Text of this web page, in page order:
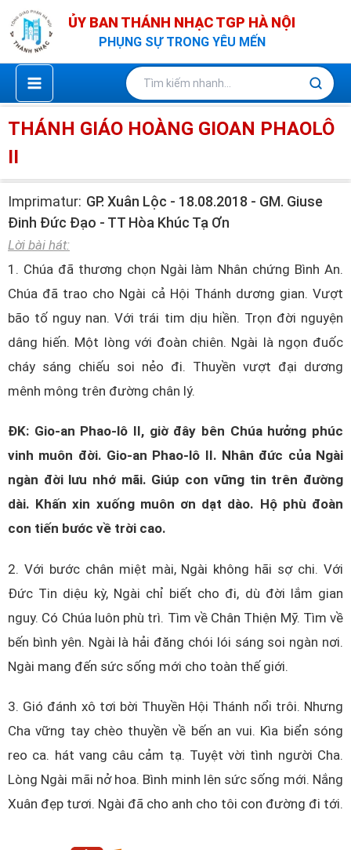
Nhảy
tới
nội
dung
ỦY BAN THÁNH NHẠC TGP HÀ NỘI
PHỤNG SỰ TRONG YÊU MẾN
THÁNH GIÁO HOÀNG GIOAN PHAOLÔ
II
Imprimatur: GP. Xuân Lộc - 18.08.2018 - GM. Giuse
Đinh Đức Đạo - TT Hòa Khúc Tạ Ơn
Lời bài hát:
1. Chúa đã thương chọn Ngài làm Nhân chứng Bình An.
Chúa đã trao cho Ngài cả Hội Thánh dương gian. Vượt
bão tố nguy nan. Với trái tim dịu hiền. Trọn đời nguyện
dâng hiến. Một lòng với đoàn chiên. Ngài là ngọn đuốc
cháy sáng chiếu soi nẻo đi. Thuyền vượt đại dương
mênh mông trên đường chân lý.
ĐK: Gio-an Phao-lô II, giờ đây bên Chúa hưởng phúc
vinh muôn đời. Gio-an Phao-lô II. Nhân đức của Ngài
ngàn đời lưu nhớ mãi. Giúp con vững tin trên đường
dài. Khấn xin xuống muôn ơn dạt dào. Hộ phù đoàn
con tiến bước về trời cao.
2. Với bước chân miệt mài, Ngài không hãi sợ chi. Với
Đức Tin diệu kỳ, Ngài chỉ biết cho đi, dù đời lắm gian
nguy. Có Chúa luôn phù trì. Tìm về Chân Thiện Mỹ. Tìm về
bến bình yên. Ngài là hải đăng chói lói sáng soi ngàn nơi.
Ngài mang đến sức sống mới cho toàn thế giới.
3. Gió đánh xô tơi bời Thuyền Hội Thánh nổi trôi. Nhưng
Cha vững tay chèo thuyền về bến an vui. Kìa biển sóng
reo ca. hát vang câu cảm tạ. Tuyệt vời tình người Cha.
Lòng Ngài mãi nở hoa. Bình minh lên sức sống mới. Nắng
Xuân đẹp tươi. Ngài đã cho anh cho tôi con đường đi tới.